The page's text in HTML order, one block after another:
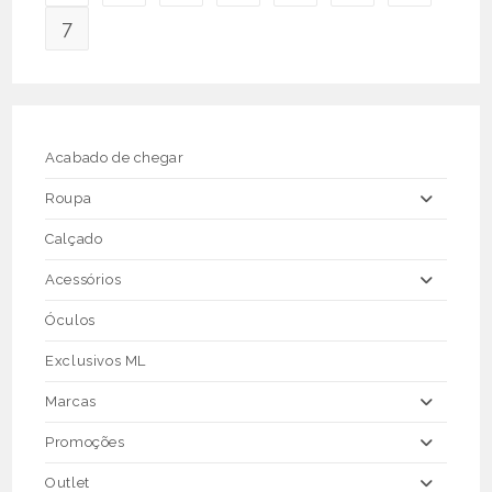
7
Acabado de chegar
Roupa
Calçado
Acessórios
Óculos
Exclusivos ML
Marcas
Promoções
Outlet